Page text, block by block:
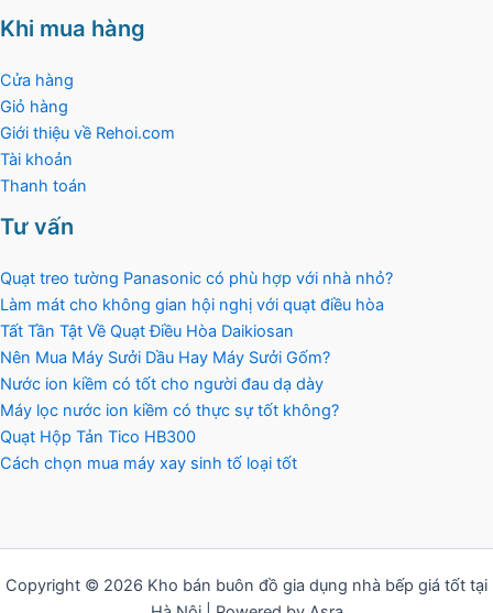
Khi mua hàng
Cửa hàng
Giỏ hàng
Giới thiệu về Rehoi.com
Tài khoản
Thanh toán
Tư vấn
Quạt treo tường Panasonic có phù hợp với nhà nhỏ?
Làm mát cho không gian hội nghị với quạt điều hòa
Tất Tần Tật Về Quạt Điều Hòa Daikiosan
Nên Mua Máy Sưởi Dầu Hay Máy Sưởi Gốm?
Nước ion kiềm có tốt cho người đau dạ dày
Máy lọc nước ion kiềm có thực sự tốt không?
Quạt Hộp Tản Tico HB300
Cách chọn mua máy xay sinh tố loại tốt
Copyright © 2026 Kho bán buôn đồ gia dụng nhà bếp giá tốt tại